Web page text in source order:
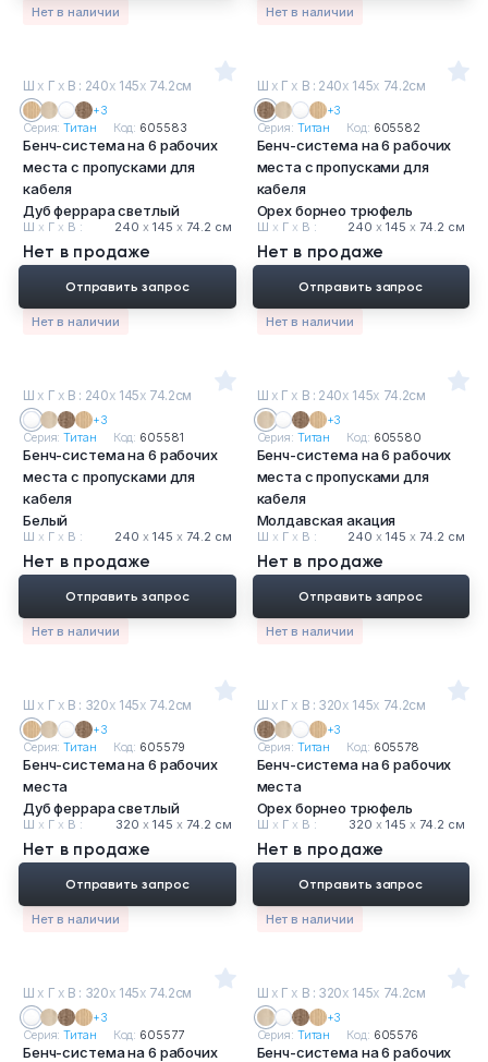
Нет в наличии Нет в наличии
Ш х Г х В : 240х 145х 74.2см
+3
Серия:Титан Код: 605583
Бенч-система на 6 рабочих
места с пропусками для
кабеля
Дуб феррара светлый
Ш х Г х В : 240 х145 х74.2 см
Нет в продаже
Нет в наличии
Отправить запрос
Ш х Г х В : 240х 145х 74.2см
+3
Серия: Титан Код: 605582
Бенч-система на 6 рабочих
места с пропусками для
кабеля
Орех борнео трюфель
Ш х Г х В : 240 х 145 х 74.2 см
Нет в продаже
Нет в наличии
Отправить запрос
Ш х Г х В : 240х 145х 74.2см
+3
Серия:Титан Код: 605581
Бенч-система на 6 рабочих
места с пропусками для
кабеля
Белый
Ш х Г х В : 240 х145 х74.2 см
Нет в продаже
Нет в наличии
Отправить запрос
Ш х Г х В : 240х 145х 74.2см
+3
Серия: Титан Код: 605580
Бенч-система на 6 рабочих
места с пропусками для
кабеля
Молдавская акация
Ш х Г х В : 240 х 145 х 74.2 см
Нет в продаже
Нет в наличии
Отправить запрос
Ш х Г х В : 320х 145х 74.2см
+3
Серия:Титан Код: 605579
Бенч-система на 6 рабочих
места
Дуб феррара светлый
Ш х Г х В : 320 х145 х74.2 см
Нет в продаже
Нет в наличии
Отправить запрос
Ш х Г х В : 320х 145х 74.2см
+3
Серия: Титан Код: 605578
Бенч-система на 6 рабочих
места
Орех борнео трюфель
Ш х Г х В : 320 х 145 х 74.2 см
Нет в продаже
Нет в наличии
Отправить запрос
Ш х Г х В : 320х 145х 74.2см
+3
Серия:Титан Код: 605577
Бенч-система на 6 рабочих
Ш х Г х В : 320х 145х 74.2см
+3
Серия: Титан Код: 605576
Бенч-система на 6 рабочих